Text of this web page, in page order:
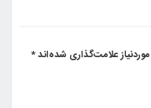
علامت‌گذاری شده‌اند*